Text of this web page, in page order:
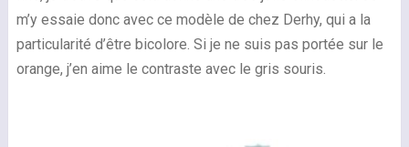
m’y essaie donc avec ce modèle de chez Derhy, qui a la
particularité d’être bicolore. Si je ne suis pas portée sur le
orange, j’en aime le contraste avec le gris souris.